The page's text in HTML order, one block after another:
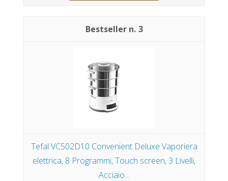
3
Tefal VC502D10 Convenient Deluxe Vaporiera
elettrica, 8 Programmi, Touch screen, 3 Livelli,
Acciaio...